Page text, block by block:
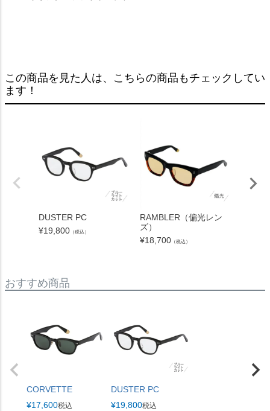
この商品を見た人は、こちらの商品もチェックしてい
ます！
DUSTER PC
¥19,800 （税込）
RAMBLER（偏光レン
ズ）
¥18,700 （税込）
おすすめ商品
CORVETTE
¥17,600税込
DUSTER PC
¥19,800税込